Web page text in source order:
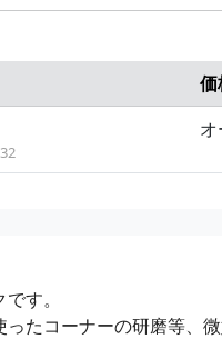
価
32
す。
たコーナーの研磨等、